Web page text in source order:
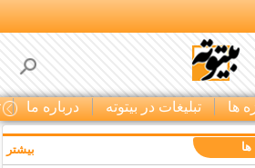
ها تبلیغات در بیتوته درباره ما
بیشتر